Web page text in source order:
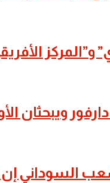
ويبحثان
السوداني